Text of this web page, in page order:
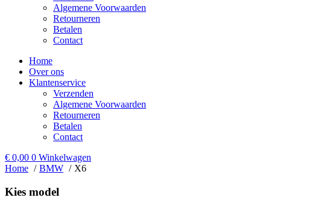
Algemene Voorwaarden
Retourneren
Betalen
Contact
Home
Over ons
Klantenservice
Verzenden
Algemene Voorwaarden
Retourneren
Betalen
Contact
€ 0,00 0 Winkelwagen
Home
BMW X6
Kies model​